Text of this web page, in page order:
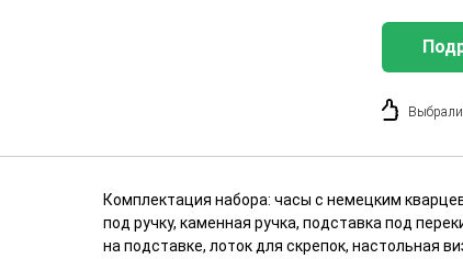
Комплектация набора: часы с немецким
под ручку, каменная ручка, подставка под
на подставке, лоток для скрепок, настольная